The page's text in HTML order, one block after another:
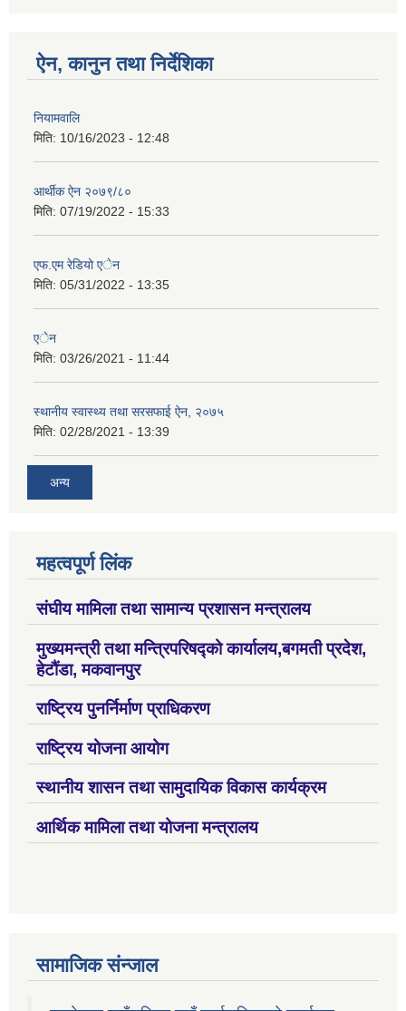
ऐन, कानुन तथा निर्देशिका
नियामवालि
मिति: 10/16/2023 - 12:48
आर्थीक ऐन २०७९/८०
मिति: 07/19/2022 - 15:33
एफ.एम रेडियो एेन
मिति: 05/31/2022 - 13:35
एेन
मिति: 03/26/2021 - 11:44
स्थानीय स्वास्थ्य तथा सरसफाई ऐन, २०७५
मिति: 02/28/2021 - 13:39
अन्य
महत्वपूर्ण लिंक
संघीय मामिला तथा सामान्य प्रशासन मन्त्रालय
मुख्यमन्त्री तथा मन्त्रिपरिषद्को कार्यालय,बगमती प्रदेश,
हेटौंडा, मकवानपुर
राष्ट्रिय पुनर्निर्माण प्राधिकरण
राष्ट्रिय योजना आयोग
स्थानीय शासन तथा सामुदायिक विकास कार्यक्रम
आर्थिक मामिला तथा योजना मन्त्रालय
सामाजिक संन्जाल